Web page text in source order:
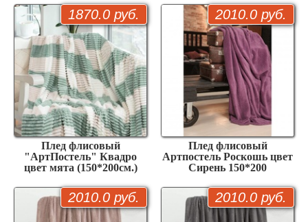
Плед флисовый
"АртПостель" Квадро
цвет мята (150*200см.)
1870.0 руб.
Плед флисовый
Артпостель Роскошь цвет
Сирень 150*200
2010.0 руб.
2010.0 руб. 2010.0 руб.